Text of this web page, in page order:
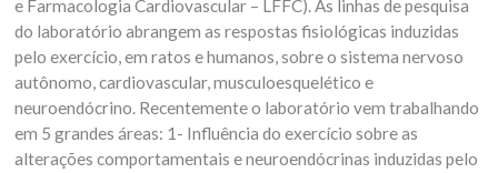
e Farmacologia Cardiovascular – LFFC). As linhas de pesquisa
do laboratório abrangem as respostas fisiológicas induzidas
pelo exercício, em ratos e humanos, sobre o sistema nervoso
autônomo, cardiovascular, musculoesquelético e
neuroendócrino. Recentemente o laboratório vem trabalhando
em 5 grandes áreas: 1- Influência do exercício sobre as
alterações comportamentais e neuroendócrinas induzidas pelo